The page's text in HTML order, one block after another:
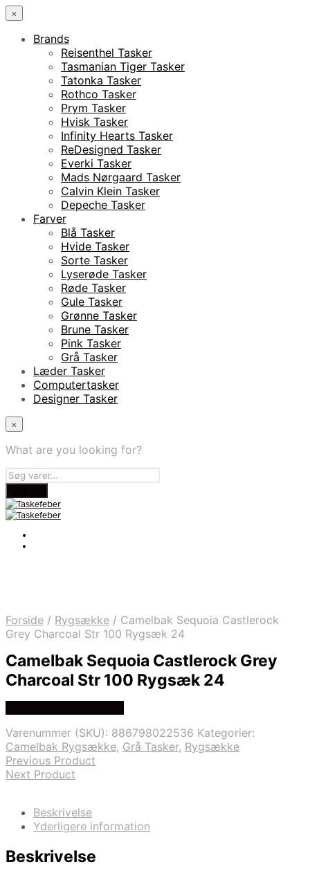
×
Brands
Reisenthel Tasker
Tasmanian Tiger Tasker
Tatonka Tasker
Rothco Tasker
Prym Tasker
Hvisk Tasker
Infinity Hearts Tasker
ReDesigned Tasker
Everki Tasker
Mads Nørgaard Tasker
Calvin Klein Tasker
Depeche Tasker
Farver
Blå Tasker
Hvide Tasker
Sorte Tasker
Lyserøde Tasker
Røde Tasker
Gule Tasker
Grønne Tasker
Brune Tasker
Pink Tasker
Grå Tasker
Læder Tasker
Computertasker
Designer Tasker
×
What are you looking for?
Forside / Rygsække / Camelbak Sequoia Castlerock
Grey Charcoal Str 100 Rygsæk 24
Camelbak Sequoia Castlerock Grey
Charcoal Str 100 Rygsæk 24
Varenummer (SKU): 886798022536 Kategorier:
Camelbak Rygsække, Grå Tasker, Rygsække
Previous Product
Next Product
Beskrivelse
Yderligere information
Beskrivelse